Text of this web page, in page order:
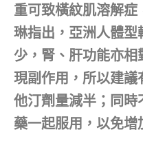
重可致橫紋肌溶解
琳指出，亞洲人體
少，腎、肝功能亦相
現副作用，所以建議
他汀劑量減半；同
藥一起服用，以免增